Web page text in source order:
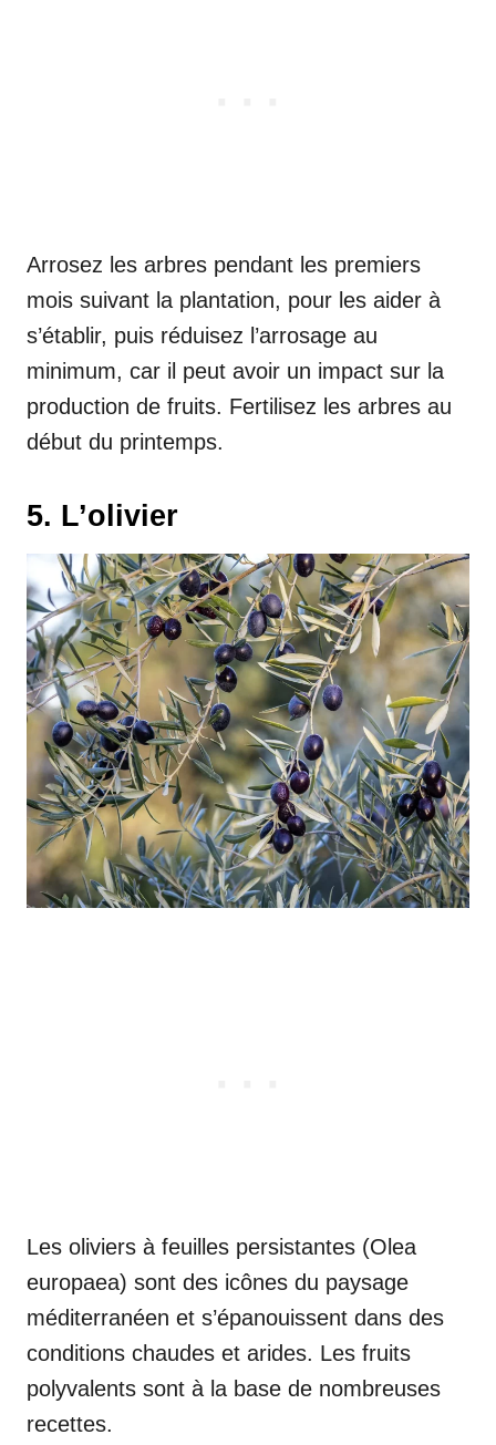
Arrosez les arbres pendant les premiers
mois suivant la plantation, pour les aider à
s’établir, puis réduisez l’arrosage au
minimum, car il peut avoir un impact sur la
production de fruits. Fertilisez les arbres au
début du printemps.
5. L’olivier
Les oliviers à feuilles persistantes (Olea
europaea) sont des icônes du paysage
méditerranéen et s’épanouissent dans des
conditions chaudes et arides. Les fruits
polyvalents sont à la base de nombreuses
recettes.